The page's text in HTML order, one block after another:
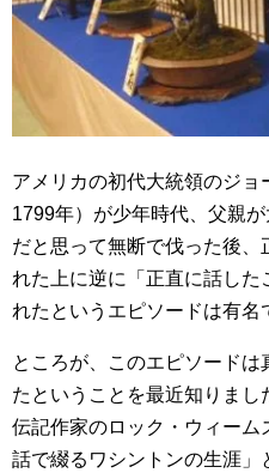
アメリカの初代大統領のジョ
1799年）が少年時代、父親
だと思って無断で伐った後、
れた上に逆に「正直に話した
れたというエピソードは有名
ところが、このエピソード
たということを最近知りま
伝記作家のロック・ウィー
話で綴るワシントンの生涯